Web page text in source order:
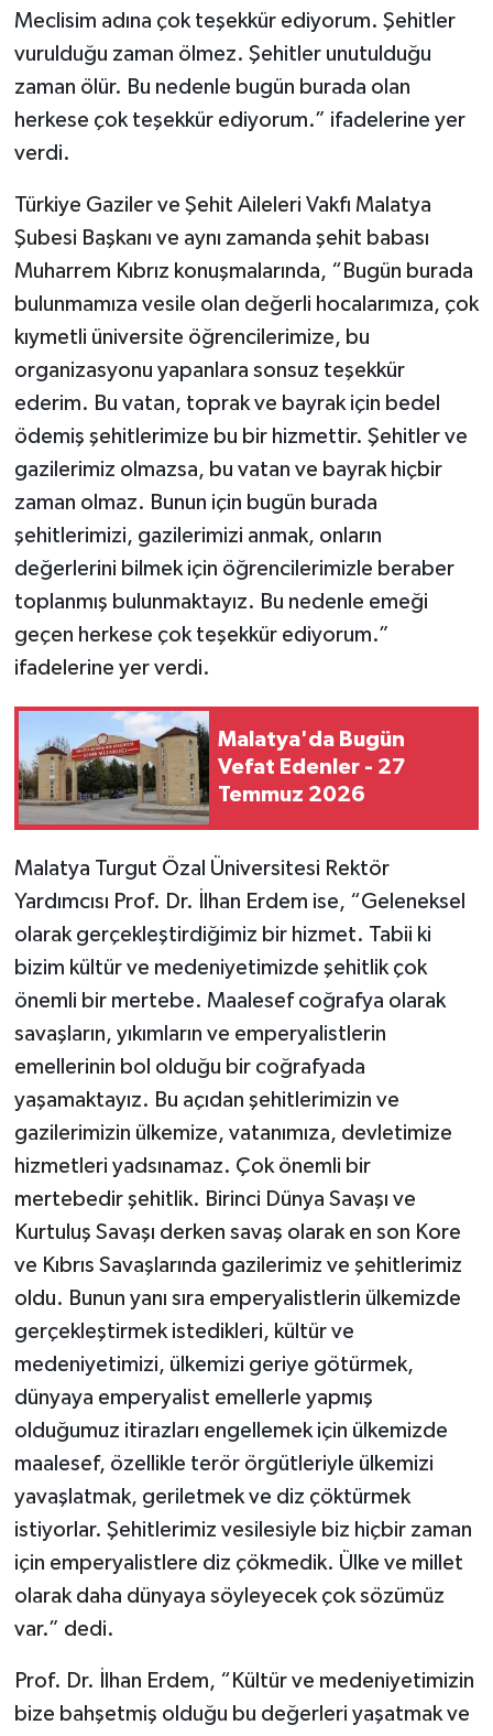
Meclisim adına çok teşekkür ediyorum. Şehitler
vurulduğu zaman ölmez. Şehitler unutulduğu
zaman ölür. Bu nedenle bugün burada olan
herkese çok teşekkür ediyorum.” ifadelerine yer
verdi.
Türkiye Gaziler ve Şehit Aileleri Vakfı Malatya
Şubesi Başkanı ve aynı zamanda şehit babası
Muharrem Kıbrız konuşmalarında, “Bugün burada
bulunmamıza vesile olan değerli hocalarımıza, çok
kıymetli üniversite öğrencilerimize, bu
organizasyonu yapanlara sonsuz teşekkür
ederim. Bu vatan, toprak ve bayrak için bedel
ödemiş şehitlerimize bu bir hizmettir. Şehitler ve
gazilerimiz olmazsa, bu vatan ve bayrak hiçbir
zaman olmaz. Bunun için bugün burada
şehitlerimizi, gazilerimizi anmak, onların
değerlerini bilmek için öğrencilerimizle beraber
toplanmış bulunmaktayız. Bu nedenle emeği
geçen herkese çok teşekkür ediyorum.”
ifadelerine yer verdi.
Malatya'da Bugün
Vefat Edenler - 27
Temmuz 2026
Malatya Turgut Özal Üniversitesi Rektör
Yardımcısı Prof. Dr. İlhan Erdem ise, “Geleneksel
olarak gerçekleştirdiğimiz bir hizmet. Tabii ki
bizim kültür ve medeniyetimizde şehitlik çok
önemli bir mertebe. Maalesef coğrafya olarak
savaşların, yıkımların ve emperyalistlerin
emellerinin bol olduğu bir coğrafyada
yaşamaktayız. Bu açıdan şehitlerimizin ve
gazilerimizin ülkemize, vatanımıza, devletimize
hizmetleri yadsınamaz. Çok önemli bir
mertebedir şehitlik. Birinci Dünya Savaşı ve
Kurtuluş Savaşı derken savaş olarak en son Kore
ve Kıbrıs Savaşlarında gazilerimiz ve şehitlerimiz
oldu. Bunun yanı sıra emperyalistlerin ülkemizde
gerçekleştirmek istedikleri, kültür ve
medeniyetimizi, ülkemizi geriye götürmek,
dünyaya emperyalist emellerle yapmış
olduğumuz itirazları engellemek için ülkemizde
maalesef, özellikle terör örgütleriyle ülkemizi
yavaşlatmak, geriletmek ve diz çöktürmek
istiyorlar. Şehitlerimiz vesilesiyle biz hiçbir zaman
için emperyalistlere diz çökmedik. Ülke ve millet
olarak daha dünyaya söyleyecek çok sözümüz
var.” dedi.
Prof. Dr. İlhan Erdem, “Kültür ve medeniyetimizin
bize bahşetmiş olduğu bu değerleri yaşatmak ve